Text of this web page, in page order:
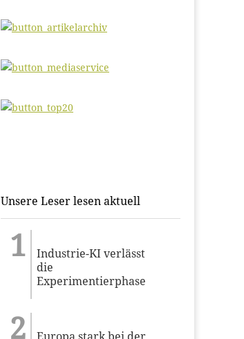
Unsere Leser lesen aktuell
Industrie-KI verlässt
die
Experimentierphase